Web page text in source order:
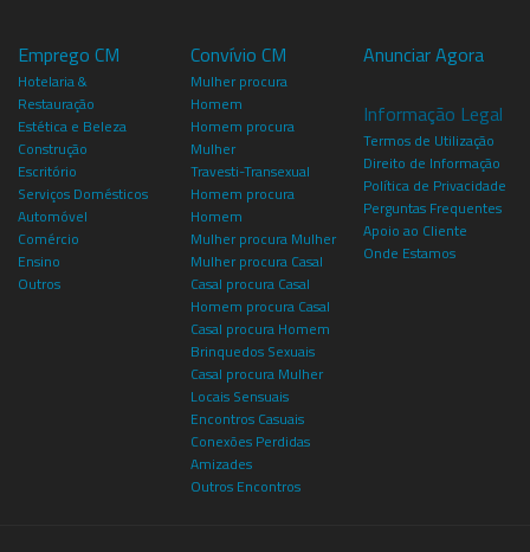
Emprego CM
Hotelaria &
Restauração
Estética e Beleza
Construção
Escritório
Serviços Domésticos
Automóvel
Comércio
Ensino
Outros
Convívio CM
Mulher procura
Homem
Homem procura
Mulher
Travesti-Transexual
Homem procura
Homem
Mulher procura Mulher
Mulher procura Casal
Casal procura Casal
Homem procura Casal
Casal procura Homem
Brinquedos Sexuais
Casal procura Mulher
Locais Sensuais
Encontros Casuais
Conexões Perdidas
Amizades
Outros Encontros
Anunciar Agora
Informação Legal
Termos de Utilização
Direito de Informação
Política de Privacidade
Perguntas Frequentes
Apoio ao Cliente
Onde Estamos